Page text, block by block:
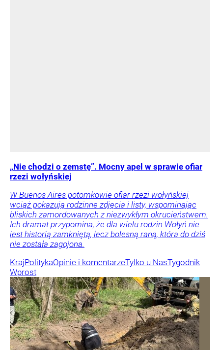
„Nie chodzi o zemstę”. Mocny apel w sprawie ofiar
rzezi wołyńskiej
W Buenos Aires potomkowie ofiar rzezi wołyńskiej
wciąż pokazują rodzinne zdjęcia i listy, wspominając
bliskich zamordowanych z niezwykłym okrucieństwem.
Ich dramat przypomina, że dla wielu rodzin Wołyń nie
jest historią zamkniętą, lecz bolesną raną, która do dziś
nie została zagojona.
KrajPolitykaOpinie i komentarzeTylko u NasTygodnik
Wprost